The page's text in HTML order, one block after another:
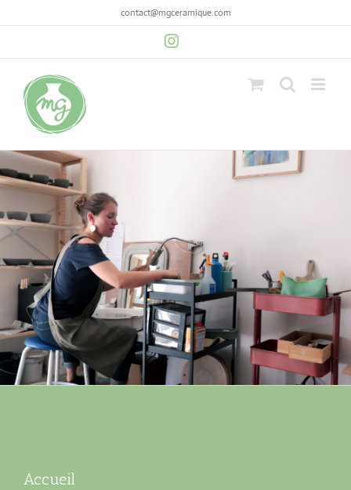
contact@mgceramique.com
Accueil